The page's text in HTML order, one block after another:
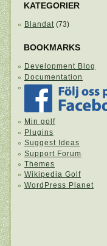
KATEGORIER
Blandat (73)
BOOKMARKS
Development Blog
Documentation
Min golf
Plugins
Suggest Ideas
Support Forum
Themes
Wikipedia Golf
WordPress Planet